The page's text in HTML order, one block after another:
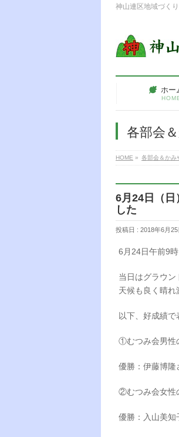
神山連区地域づく
ホー
各部会
HOME » 各部会＆かみ
6月24日（日
した
投稿日 : 2018年6月25
6月24日午前9
当日はグラウ
天候も良く晴れ
以下、好成績で
①むつみ会男性
優勝：伊藤博
②むつみ会女性
優勝：入山美